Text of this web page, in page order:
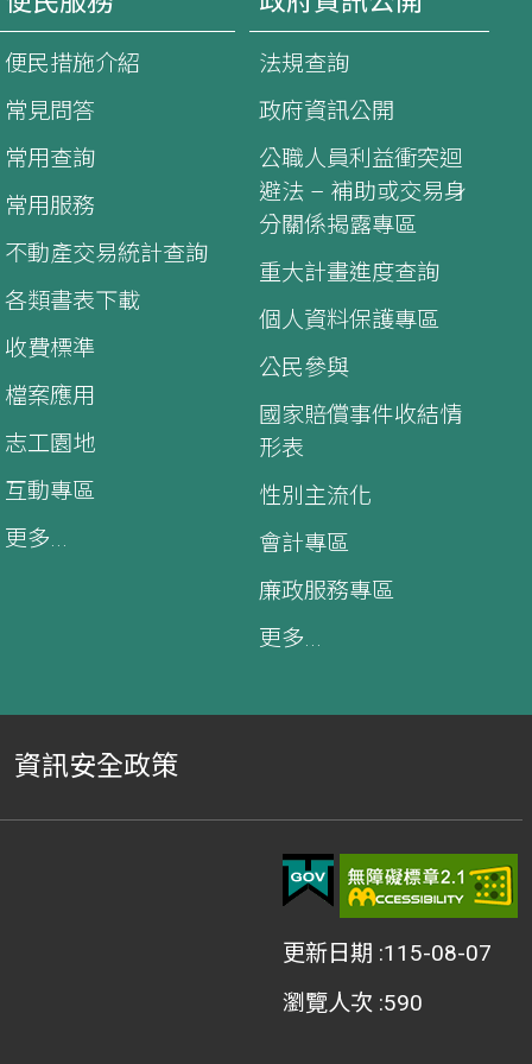
便民措施介紹
常見問答
常用查詢
常用服務
不動產交易統計查詢
各類書表下載
收費標準
檔案應用
志工園地
互動專區
更多...
法規查詢
政府資訊公開
公職人員利益衝突迴
避法 – 補助或交易身
分關係揭露專區
重大計畫進度查詢
個人資料保護專區
公民參與
國家賠償事件收結情
形表
性別主流化
會計專區
廉政服務專區
更多...
資訊安全政策
更新日期 115-08-07
瀏覽人次 590